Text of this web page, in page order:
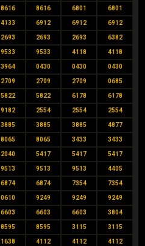
8616 8616 6801 6801
4133 6912 6912 6912
2693 2693 2693 6382
9533 9533 4118 4118
3964 0430 0430 0430
2709 2709 2709 0685
5822 5822 6178 6178
9182 2554 2554 2554
3885 3885 3885 4877
8065 8065 3433 3433
2040 5417 5417 5417
9513 9513 9513 4405
6874 6874 7354 7354
0610 9249 9249 9249
6603 6603 6603 3804
8595 8595 3115 3115
1638 4112 4112 4112